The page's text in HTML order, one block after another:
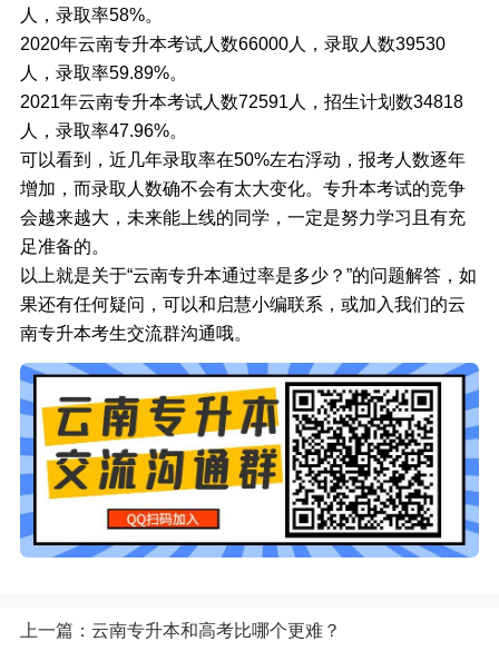
人，录取率58%。
2020年云南专升本考试人数66000人，录取人数39530
人，录取率59.89%。
2021年云南专升本考试人数72591人，招生计划数34818
人，录取率47.96%。
可以看到，近几年录取率在50%左右浮动，报考人数逐年
增加，而录取人数确不会有太大变化。专升本考试的竞争
会越来越大，未来能上线的同学，一定是努力学习且有充
足准备的。
以上就是关于“云南专升本通过率是多少？”的问题解答，如
果还有任何疑问，可以和启慧小编联系，或加入我们的云
南专升本考生交流群沟通哦。
上一篇：云南专升本和高考比哪个更难？